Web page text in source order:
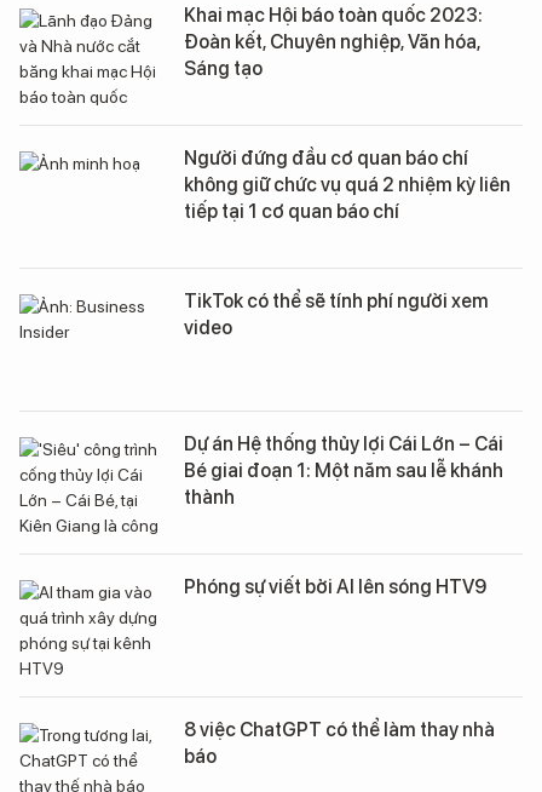
Khai mạc Hội báo toàn quốc 2023:
Đoàn kết, Chuyên nghiệp, Văn hóa,
Sáng tạo
Người đứng đầu cơ quan báo chí
không giữ chức vụ quá 2 nhiệm kỳ liên
tiếp tại 1 cơ quan báo chí
TikTok có thể sẽ tính phí người xem
video
Dự án Hệ thống thủy lợi Cái Lớn – Cái
Bé giai đoạn 1: Một năm sau lễ khánh
thành
Phóng sự viết bởi AI lên sóng HTV9
8 việc ChatGPT có thể làm thay nhà
báo